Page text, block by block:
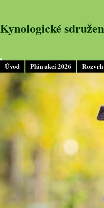
Úvod Plán akcí 2026
Kynologické